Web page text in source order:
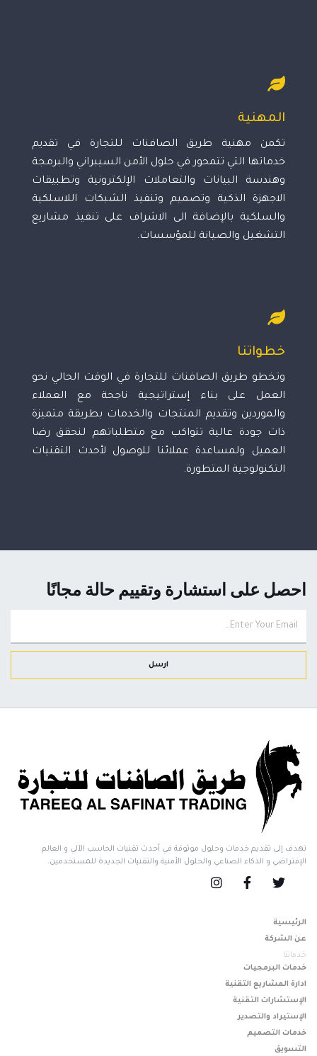
المهنية
تكمن مهنية طريق الصافنات للتجارة في تقديم
خدماتها التي تتمحور في حلول الأمن السيبراني والبرمجة
وهندسة البيانات والتعاملات الإلكترونية وتطبيقات
الاجهزة الذكية وتصميم وتنفيذ الشبكات اللاسلكية
والسلكية بالإضافة الى الاشراف على تنفيذ مشاريع
التشغيل والصيانة للمؤسسات.
خطواتنا
وتخطو طريق الصافنات للتجارة في الوقت الحالي نحو
العمل على بناء إستراتيجية ناجحة مع العملاء
والموردين وتقديم المنتجات والخدمات بطريقة متميزة
ذات جودة عالية تتواكب مع متطلباتهم لنحقق رضا
العميل ولمساعدة عملائنا للوصول لأحدث التقنيات
التكنولوجية المتطورة.
احصل على استشارة وتقييم حالة مجانًا
ارسل
نهدف إلى تقديم خدمات وحلول موثوقة في أحدث تقنيات الحاسب الآلي و العالم
الإفتراضي و الذكاء الصناعي والحلول الأمنية والتقنيات الجديدة للمستخدمين.
الرئيسية
عن الشركة
خدماتنا
خدمات البرمجيات
ادارة المشاريع التقنية
الإستشارات التقنية
الإستيراد والتصدير
خدمات التصميم
التسويق